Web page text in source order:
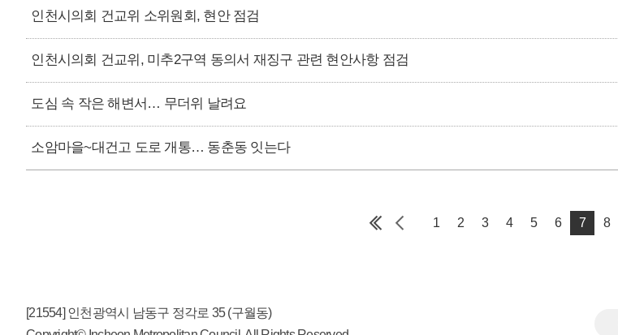
인천시의회 건교위 소위원회, 현안 점검
인천시의회 건교위, 미추2구역 동의서 재징구 관련 현안사항 점검
도심 속 작은 해변서… 무더위 날려요
소암마을~대건고 도로 개통… 동춘동 잇는다
1 2 3 4 5 6 7 8
[21554] 인천광역시 남동구 정각로 35 (구월동)